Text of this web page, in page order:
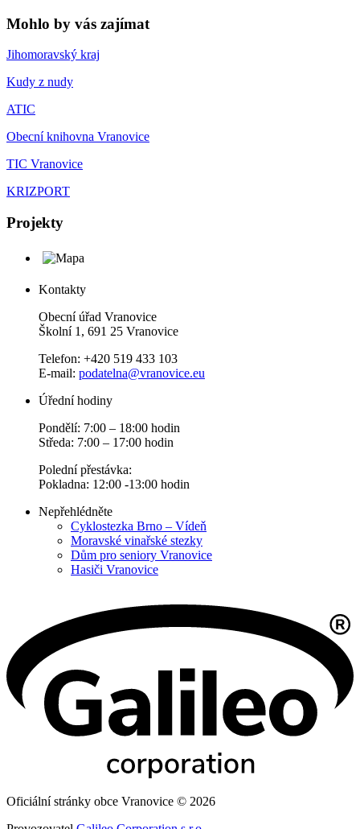
Mohlo by vás zajímat
Jihomoravský kraj
Kudy z nudy
ATIC
Obecní knihovna Vranovice
TIC Vranovice
KRIZPORT
Projekty
Kontakty
Obecní úřad Vranovice
Školní 1, 691 25 Vranovice
Telefon: +420 519 433 103
E-mail: podatelna@vranovice.eu
Úřední hodiny
Pondělí: 7:00 – 18:00 hodin
Středa: 7:00 – 17:00 hodin
Polední přestávka:
Pokladna: 12:00 -13:00 hodin
Nepřehlédněte
Cyklostezka Brno – Vídeň
Moravské vinařské stezky
Dům pro seniory Vranovice
Hasiči Vranovice
Oficiální stránky obce Vranovice © 2026